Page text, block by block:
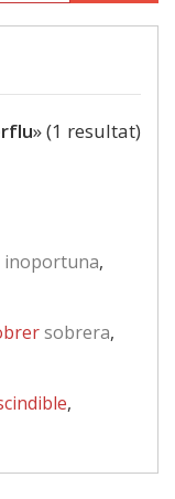
» (1 resultat)
inoportuna,
sobrera,
,